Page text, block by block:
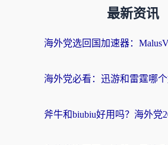
最新资讯